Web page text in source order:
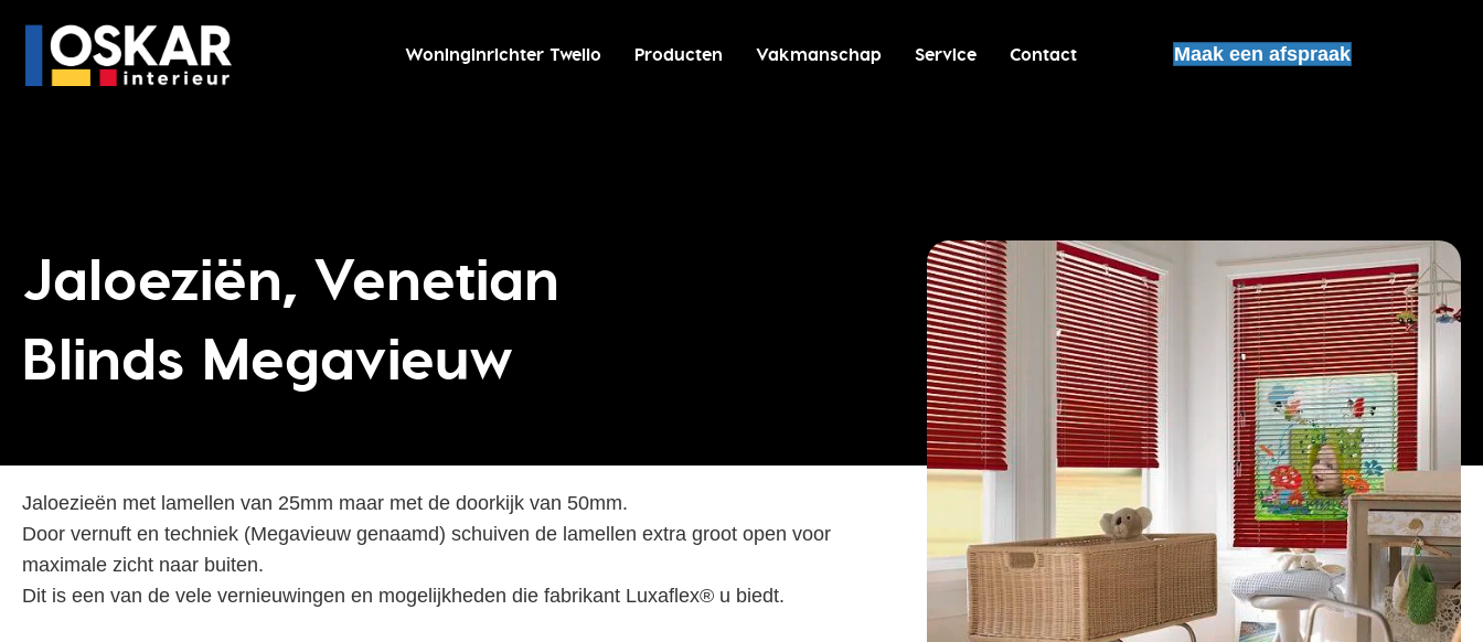
Woninginrichter Twello Producten Vakmanschap Service Contact Maak een afspraak
Jaloeziën, Venetian
Blinds Megavieuw
Jaloezieën met lamellen van 25mm maar met de doorkijk van 50mm.
Door vernuft en techniek (Megavieuw genaamd) schuiven de lamellen extra groot open voor
maximale zicht naar buiten.
Dit is een van de vele vernieuwingen en mogelijkheden die fabrikant Luxaflex® u biedt.